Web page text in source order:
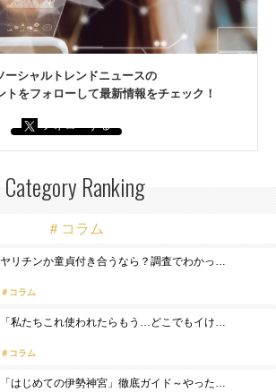
ーシャルトレンドニュースの
トをフォローして最新情報をチェック！
Category Ranking
＃コラム
ヤリチンか童貞付き合うなら？調査でわかっ…
コラム
「私たちこれ使われたらもう…どこでもイけ…
コラム
「はじめての伊勢神宮」徹底ガイド～やった…